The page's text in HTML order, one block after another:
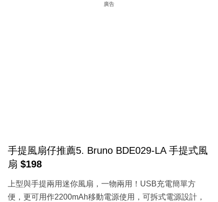
廣告
手提風扇仔推薦5. Bruno BDE029-LA 手提式風
扇 $198
上型與手提兩用迷你風扇，一物兩用！USB充電簡單方
便，更可用作2200mAh移動電源使用，可拆式電源設計，